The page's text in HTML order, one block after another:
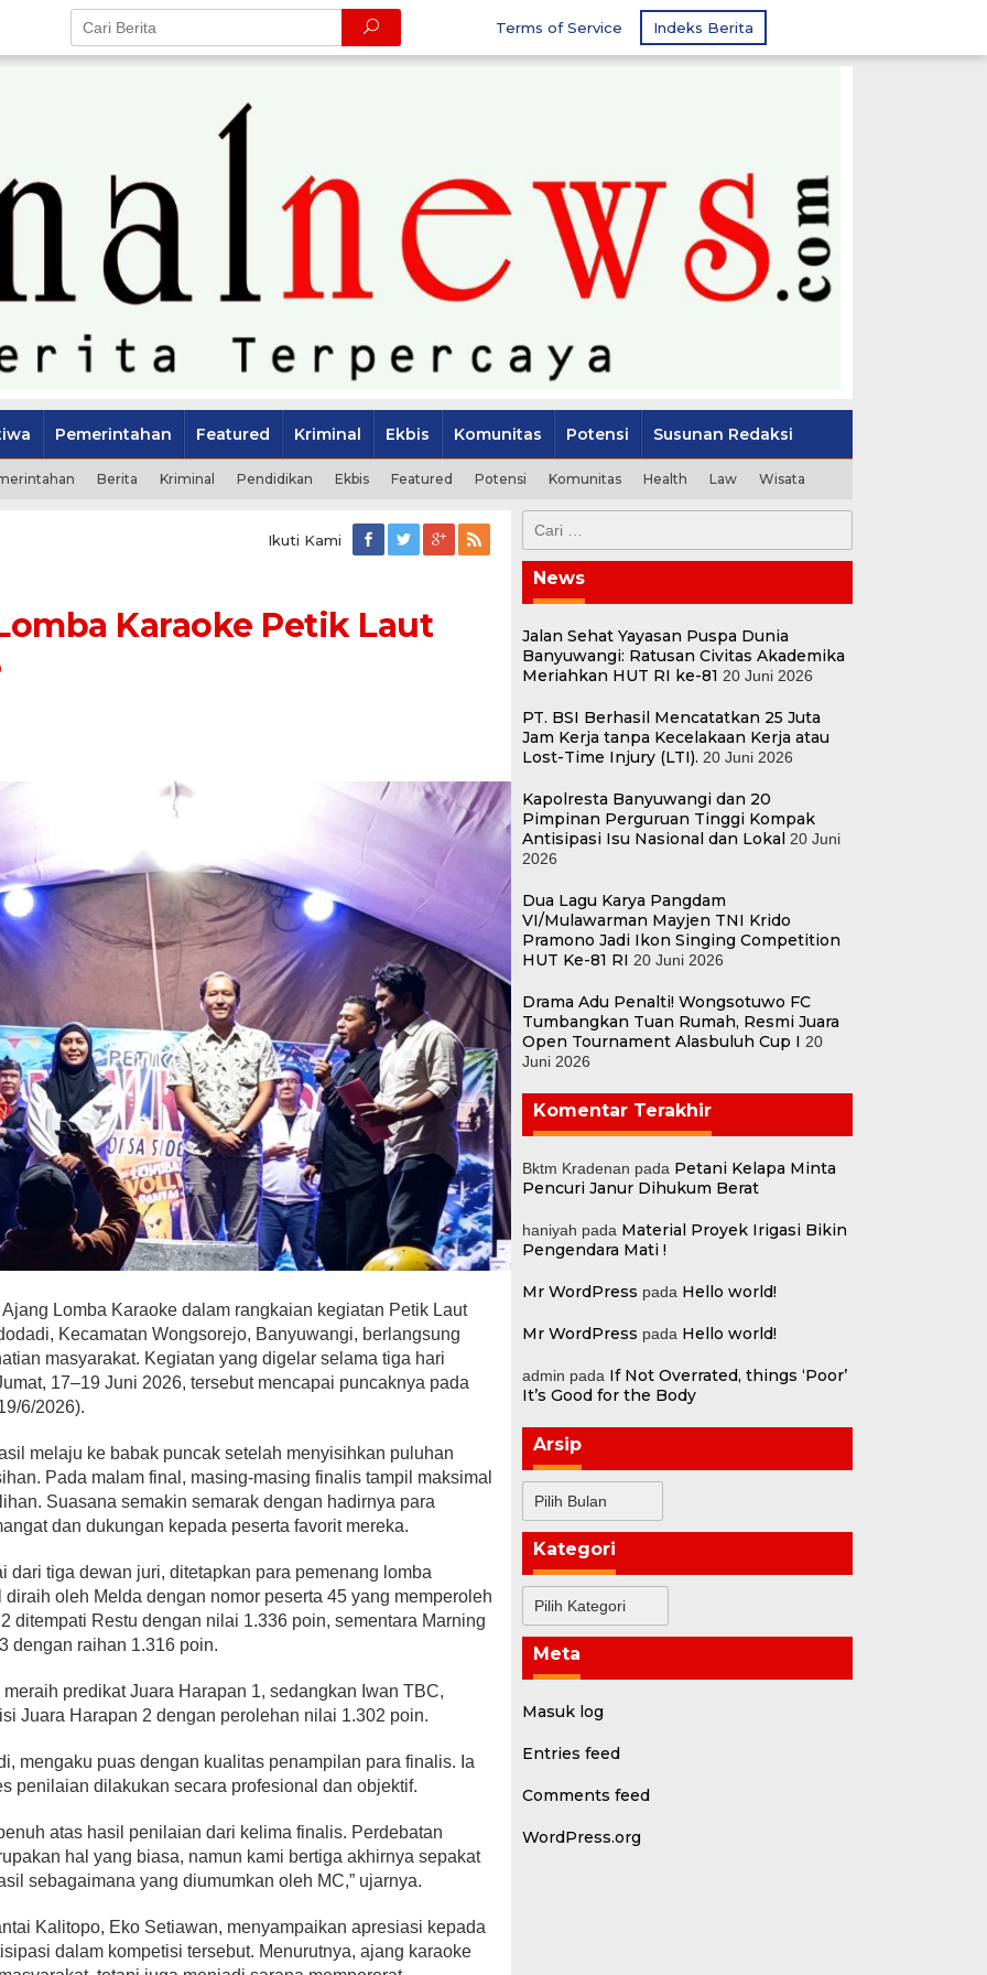
Terms of Service Indeks Berita
Pemerintahan Featured Kriminal Ekbis Komunitas Potensi Susunan Redaksi
Berita Kriminal Pendidikan Ekbis Featured Potensi Komunitas Health Law Wisata
Ikuti Kami
Karaoke Petik Laut
Ajang Lomba Karaoke dalam rangkaian kegiatan Petik Laut
Kecamatan Wongsorejo, Banyuwangi, berlangsung
masyarakat. Kegiatan yang digelar selama tiga hari
17–19 Juni 2026, tersebut mencapai puncaknya pada
6/2026).
melaju ke babak puncak setelah menyisihkan puluhan
Pada malam final, masing-masing finalis tampil maksimal
Suasana semakin semarak dengan hadirnya para
dan dukungan kepada peserta favorit mereka.
dari tiga dewan juri, ditetapkan para pemenang lomba
oleh Melda dengan nomor peserta 45 yang memperoleh
ditempati Restu dengan nilai 1.336 poin, sementara Marning
dengan raihan 1.316 poin.
predikat Juara Harapan 1, sedangkan Iwan TBC,
Juara Harapan 2 dengan perolehan nilai 1.302 poin.
mengaku puas dengan kualitas penampilan para finalis. Ia
penilaian dilakukan secara profesional dan objektif.
atas hasil penilaian dari kelima finalis. Perdebatan
hal yang biasa, namun kami bertiga akhirnya sepakat
sebagaimana yang diumumkan oleh MC,” ujarnya.
Kalitopo, Eko Setiawan, menyampaikan apresiasi kepada
dalam kompetisi tersebut. Menurutnya, ajang karaoke
untuk:
News
Jalan Sehat Yayasan Puspa Dunia
Banyuwangi: Ratusan Civitas Akademika
Meriahkan HUT RI ke-81 20 Juni 2026
PT. BSI Berhasil Mencatatkan 25 Juta
Jam Kerja tanpa Kecelakaan Kerja atau
Lost-Time Injury (LTI). 20 Juni 2026
Kapolresta Banyuwangi dan 20
Pimpinan Perguruan Tinggi Kompak
Antisipasi Isu Nasional dan Lokal 20 Juni
2026
Dua Lagu Karya Pangdam
VI/Mulawarman Mayjen TNI Krido
Pramono Jadi Ikon Singing Competition
HUT Ke-81 RI 20 Juni 2026
Drama Adu Penalti! Wongsotuwo FC
Tumbangkan Tuan Rumah, Resmi Juara
Open Tournament Alasbuluh Cup I 20
Juni 2026
Komentar Terakhir
Bktm Kradenan pada Petani Kelapa Minta
Pencuri Janur Dihukum Berat
haniyah pada Material Proyek Irigasi Bikin
Pengendara Mati !
Mr WordPress pada Hello world!
Mr WordPress pada Hello world!
admin pada If Not Overrated, things ‘Poor’
It’s Good for the Body
Arsip
Kategori
Meta
Masuk log
Entries feed
Comments feed
WordPress.org